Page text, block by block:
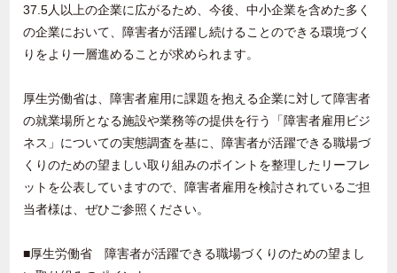
37.5人以上の企業に広がるため、今後、中小企業を含めた多く
の企業において、障害者が活躍し続けることのできる環境づく
りをより一層進めることが求められます。
厚生労働省は、障害者雇用に課題を抱える企業に対して障害者
の就業場所となる施設や業務等の提供を行う「障害者雇用ビジ
ネス」についての実態調査を基に、障害者が活躍できる職場づ
くりのための望ましい取り組みのポイントを整理したリーフレ
ットを公表していますので、障害者雇用を検討されているご担
当者様は、ぜひご参照ください。
■厚生労働省 障害者が活躍できる職場づくりのための望まし